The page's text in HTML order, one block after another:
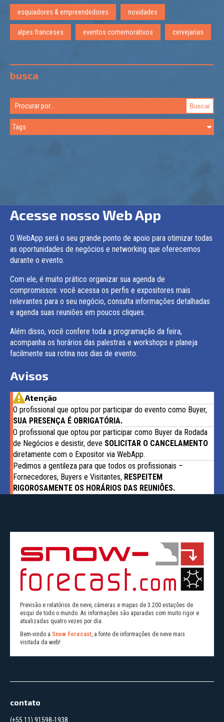
esquiadores & empreendedores novidades
alpes franceses eventos comemorativos cervejarias
busca
Acesse nosso Web App
O WebApp será o seu grande ponto de apoio para otimizar todas
as oportunidades de negócios e networking que oferecemos
durante o evento.
Com ele, é muito prático organizar sua agenda de
compromissos: você acessa os perfis e expositores mais
relevantes para o seu negócio, consulta informações detalhadas
e agenda suas reuniões em poucos cliques.
Além disso, você confere toda a programação da feira,
acompanha os horários das palestras e workshops e planeja
facilmente sua rotina nos dias de evento.
Avisos
Atenção
O profissional que optou por participar do evento como Buyer,
SUA PRESENÇA É OBRIGATÓRIA.
O profissional que optou por participar como Buyer da Rodada
de Negócios e desistir, deve SOLICITAR O CANCELAMENTO
diretamente com o Expositor via WebApp.
Pedimos a gentileza para que todos os profissionais –
Fornecedores, Buyers e Visitantes, RESPEITEM
RIGOROSAMENTE OS HORÁRIOS DAS REUNIÕES.
Previsão e relatórios de neve, câmeras e mapas de 3.200 estações de
esqui de todo o mundo. As informações são apuradas com muito rigor e
atualizadas quatro vezes por dia.
Bem-vindo a Snow Forecast, a fonte de informações de neve mais
visitada da web!
contato
(+55 11) 91598-1938